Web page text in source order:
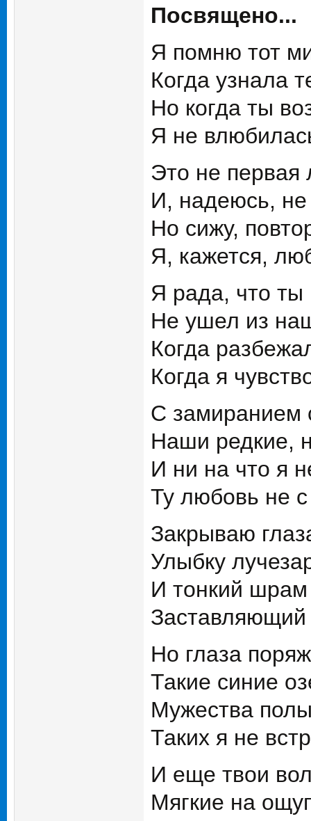
Посвящено...
Я помню тот
Когда узнала
Но когда ты
Я не
Это не первая
И, надеюсь, не
Но сижу,
Я, кажется,
Я рада, что ты
Не ушел из
Когда
Когда я
С замиранием
Наши редкие,
И ни на что я
Ту любовь не с
Закрываю
Улыбку
И тонкий
Заставляющий
Но глаза
Такие синие
Мужества
Таких я не
И еще твои
Мягкие на